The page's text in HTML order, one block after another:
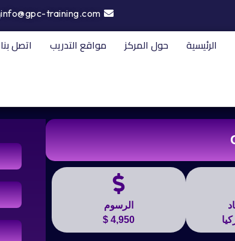
info@gpc-training.com
الرئيسية حول المركز مواقع التدريب اتصل بنا
الرسوم
4,950 $